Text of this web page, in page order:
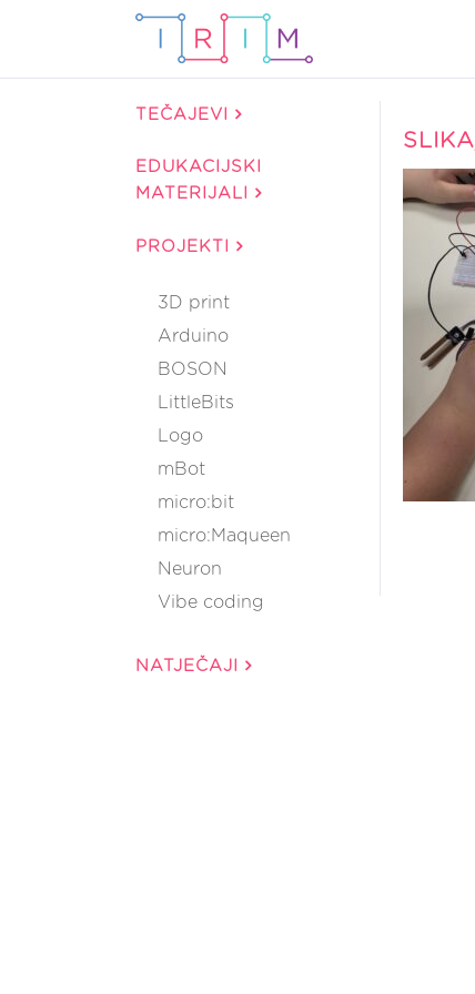
TEČAJEVI
EDUKACIJSKI
MATERIJALI
PROJEKTI
3D print
Arduino
BOSON
LittleBits
Logo
mBot
micro:bit
micro:Maqueen
Neuron
Vibe coding
NATJEČAJI